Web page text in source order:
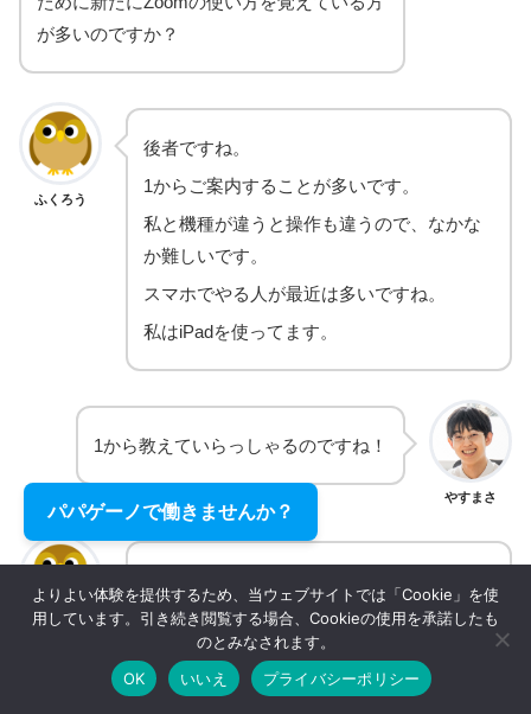
が多いのですか？
ふくろう
後者ですね。
1からご案内することが多いです。
私と機種が違うと操作も違うので、なかな
か難しいです。
スマホでやる⼈が最近は多いですね。
私はiPadを使ってます。
やすまさ
1から教えていらっしゃるのですね！
ちがあるから。
1、2回ダメでもチャレンジすればなんと
か。
パパゲーノで働きませんか？
よりよい体験を提供するため、当ウェブサイトでは「Cookie」を使
用しています。引き続き閲覧する場合、Cookieの使用を承諾したも
のとみなされます。
OK
いいえ プライバシーポリシー